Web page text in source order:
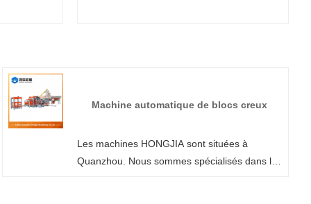
Machine automatique de blocs creux
Les machines HONGJIA sont situées à
Quanzhou. Nous sommes spécialisés dans la